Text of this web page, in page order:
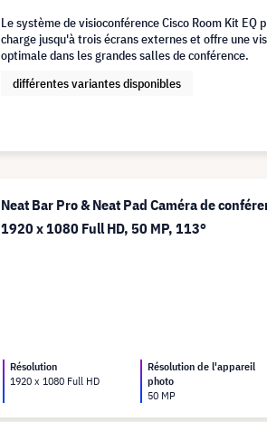
Le système de visioconférence Cisco Room Kit EQ
charge jusqu'à trois écrans externes et offre une
optimale dans les grandes salles de conférence.
différentes variantes disponibles
Neat Bar Pro & Neat Pad Caméra de
1920 x 1080 Full HD, 50 MP, 113°
Résolution
1920 x 1080 Full HD
Résolution de l'appareil
photo
50 MP